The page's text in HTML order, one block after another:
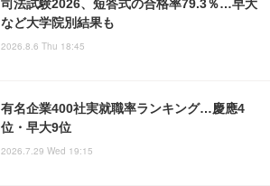
など大学院別結果も
2026.8.6 Thu 18:45
有名企業400社実就職率ランキング…慶應4
位・早大9位
2026.7.29 Wed 19:15